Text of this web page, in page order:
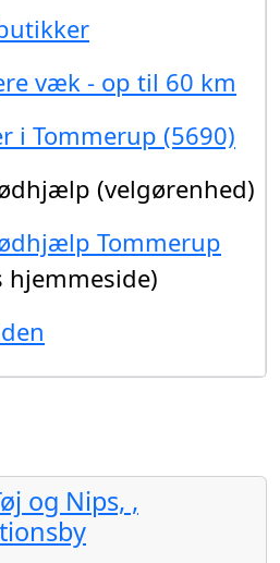
væk - op til 60 km
i Tommerup (5690)
(velgørenhed)
Tommerup
og Nips, ,